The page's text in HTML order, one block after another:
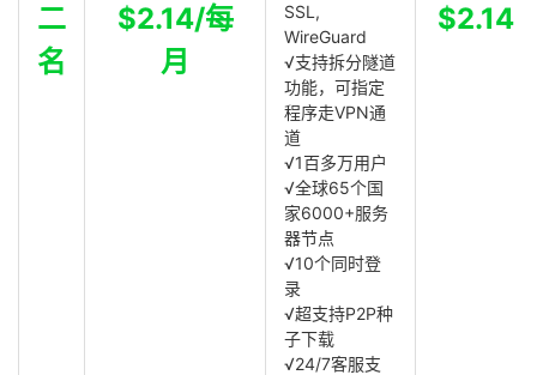
二
名
$2.14/每
月
SSL,
WireGuard
√支持拆分隧道
功能，可指定
程序走VPN通
道
√1百多万用户
√全球65个国
家6000+服务
器节点
√10个同时登
录
√超支持P2P种
子下载
√24/7客服支
$2.14